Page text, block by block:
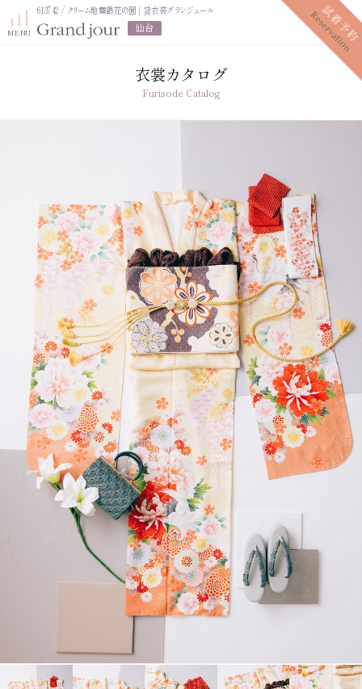
613742 / クリーム地舞鶴花の園｜貸衣装グランジュール
仙台
ママ振袖プラン
振袖展示会
ママ振袖相談会
衣裳カタログ
LOOKBOOK
高校3年生の方へ
大学1年生の方へ
大学2年生の方へ
ヘアスタイリング特集
コンセプト
衣裳カタログ
Furisode Catalog